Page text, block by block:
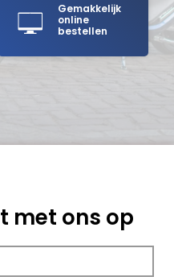
Gemakkelijk
online
bestellen
met ons op